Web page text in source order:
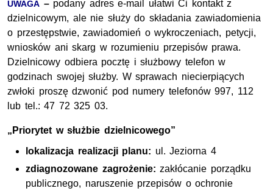
UWAGA – podany adres e-mail ułatwi Ci kontakt z
dzielnicowym, ale nie służy do składania zawiadomienia
o przestępstwie, zawiadomień o wykroczeniach, petycji,
wniosków ani skarg w rozumieniu przepisów prawa.
Dzielnicowy odbiera pocztę i służbowy telefon w
godzinach swojej służby. W sprawach niecierpiących
zwłoki proszę dzwonić pod numery telefonów 997, 112
lub tel.: 47 72 325 03.
„Priorytet w służbie dzielnicowego”
lokalizacja realizacji planu: ul. Jeziorna 4
zdiagnozowane zagrożenie:zakłócanie porządku
publicznego, naruszenie przepisów o ochronie